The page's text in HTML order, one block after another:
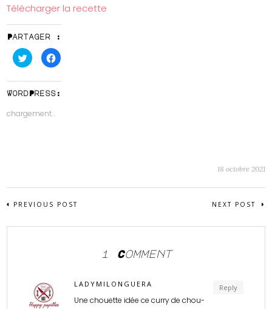
Télécharger la recette
Partager :
Cliquez
pour
partager
Twitter(ouvre
dans
une
fenêtre)
Cliquez
pour
Facebook(ouvre
dans
une
WordPress:
chargement…
18 octobre 2021
PREVIOUS POST NEXT POST
1 Comment
Reply
LADYMILONGUERA
Une chouette idée ce curry de chou-